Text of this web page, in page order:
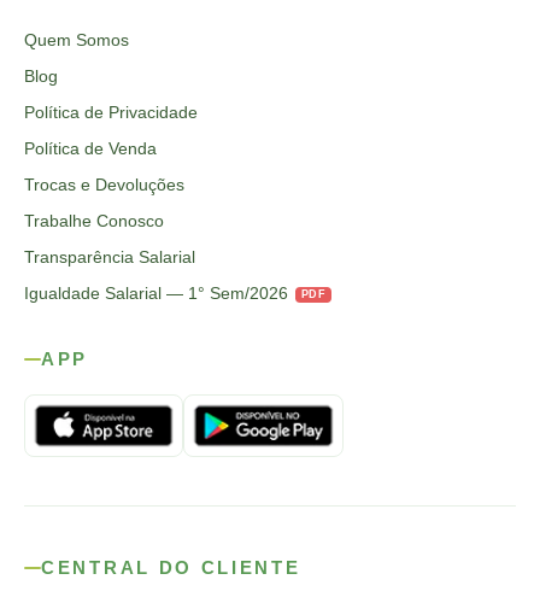
Quem Somos
Blog
Política de Privacidade
Política de Venda
Trocas e Devoluções
Trabalhe Conosco
Transparência Salarial
Igualdade Salarial — 1° Sem/2026
PDF
APP
CENTRAL DO CLIENTE